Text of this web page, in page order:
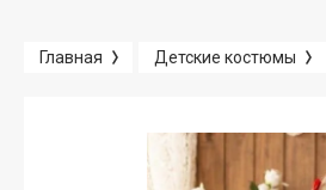
Главная Детские костюмы